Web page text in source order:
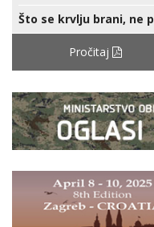
Što se krvlju brani, ne
Pročitaj